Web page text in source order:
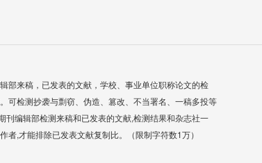
部来稿，已发表的文献，学校、事业单位职称论文的检
可检测抄袭与剽窃、伪造、篡改、不当署名、一稿多投等
刊编辑部检测来稿和已发表的文献,检测结果和杂志社一
者,才能排除已发表文献复制比。（限制字符数1万）